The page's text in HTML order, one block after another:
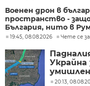
Военен дрон в
пространство -
България, нито в
19:45, 08.08.2026 Чете се
Украйна
20:13,